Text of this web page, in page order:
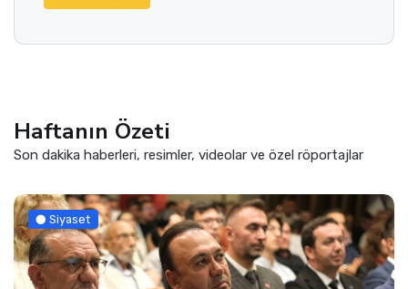
Haftanın Özeti
Son dakika haberleri, resimler, videolar ve özel röportajlar
Siyaset